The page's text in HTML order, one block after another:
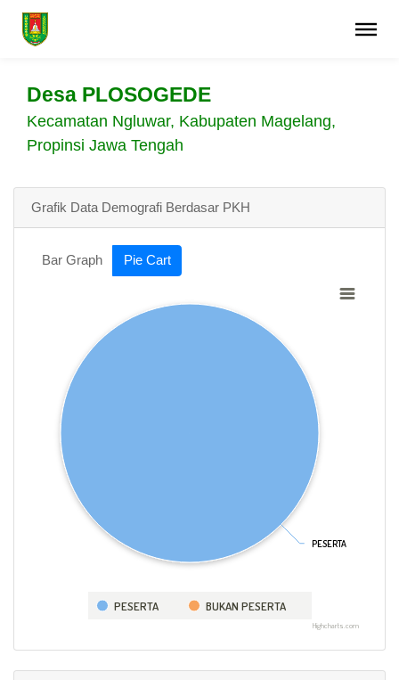
Desa PLOSOGEDE
Kecamatan Ngluwar, Kabupaten Magelang,
Propinsi Jawa Tengah
Grafik Data Demografi Berdasar PKH
Bar Graph Pie Cart
PESERTA
PESERTA
PESERTA BUKAN PESERTA
Highcharts.com